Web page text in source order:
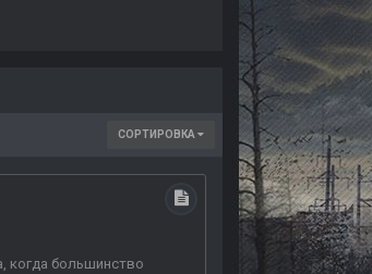
СОРТИРОВКА
когда большинство